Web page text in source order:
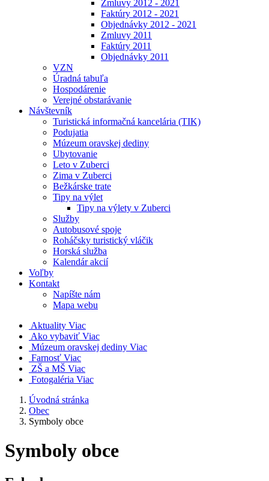
Zmluvy 2012 - 2021
Faktúry 2012 - 2021
Objednávky 2012 - 2021
Zmluvy 2011
Faktúry 2011
Objednávky 2011
VZN
Úradná tabuľa
Hospodárenie
Verejné obstarávanie
Návštevník
Turistická informačná kancelária (TIK)
Podujatia
Múzeum oravskej dediny
Ubytovanie
Leto v Zuberci
Zima v Zuberci
Bežkárske trate
Tipy na výlet
Tipy na výlety v Zuberci
Služby
Autobusové spoje
Roháčsky turistický vláčik
Horská služba
Kalendár akcií
Voľby
Kontakt
Napíšte nám
Mapa webu
Aktuality Viac
Ako vybaviť Viac
Múzeum oravskej dediny Viac
Farnosť Viac
ZŠ a MŠ Viac
Fotogaléria Viac
Úvodná stránka
Obec
Symboly obce
Symboly obce